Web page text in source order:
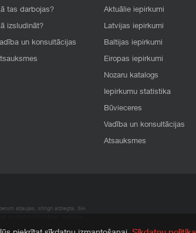
tas darbojas?
izsludināt?
un konsultācijas
Aktuālie iepirkumi
Latvijas iepirkumi
Baltijas iepirkumi
Eiropas iepirkumi
Nozaru katalogs
Iepirkumu statistika
Būvieceres
Vadība un konsultācijas
Atsauksmes
atļaujas, stingri aizliegta. SIA